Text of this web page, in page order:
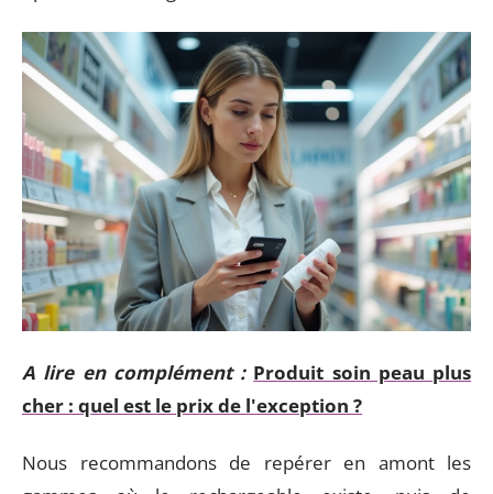
A lire en complément : Produit soin peau plus
cher : quel est le prix de l'exception ?
Nous recommandons de repérer en amont les